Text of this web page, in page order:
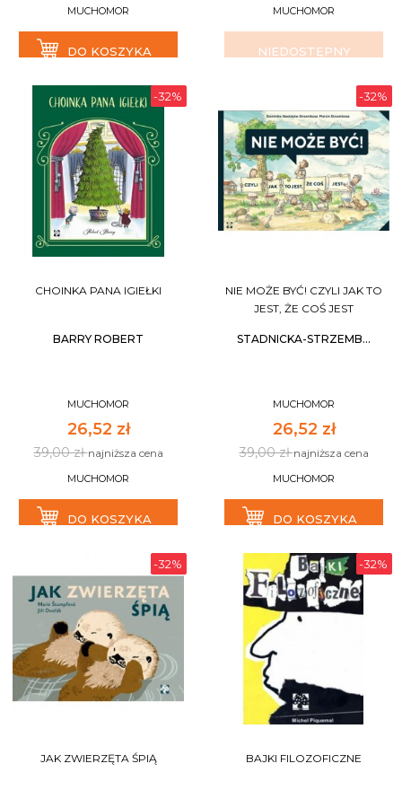
MUCHOMOR
DO KOSZYKA
MUCHOMOR
NIEDOSTĘPNY
-32%
CHOINKA PANA IGIEŁKI
BARRY ROBERT
MUCHOMOR
26,52 zł
39,00 złnajniższa cena
MUCHOMOR
DO KOSZYKA
-32%
NIE MOŻE BYĆ! CZYLI JAK TO
JEST, ŻE COŚ JEST
STADNICKA-STRZEMB...
MUCHOMOR
26,52 zł
39,00 złnajniższa cena
MUCHOMOR
DO KOSZYKA
-32%
JAK ZWIERZĘTA ŚPIĄ
-32%
BAJKI FILOZOFICZNE